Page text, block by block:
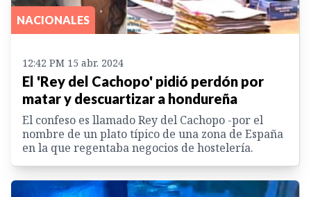
NACIONALES
12:42 PM 15 abr. 2024
El 'Rey del Cachopo' pidió perdón por
matar y descuartizar a hondureña
El confeso es llamado Rey del Cachopo -por el
nombre de un plato típico de una zona de España
en la que regentaba negocios de hostelería.